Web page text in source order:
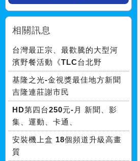
相關訊息
台灣最正宗、最歡騰的大型河
濱野餐活動《TLC台北野
基隆之光-金視獎最佳地方新聞
吉隆連莊謝市民
HD第四台250元-月 新聞、影
集、運動、卡通、
安裝機上盒 18個頻道升級高畫
質